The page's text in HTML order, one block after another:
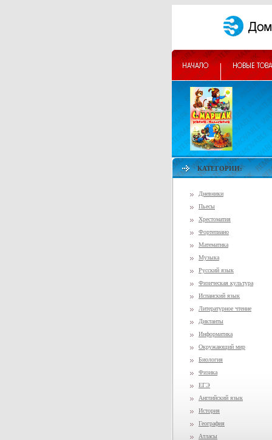
КАТЕГОРИИ:
Дневники
Пьесы
Хрестоматия
Фортепиано
Математика
Музыка
Русский язык
Физическая культура
Испанский язык
Литературное чтение
Диктанты
Информатика
Окружающий мир
Биология
Физика
ЕГЭ
Английский язык
История
География
Атласы